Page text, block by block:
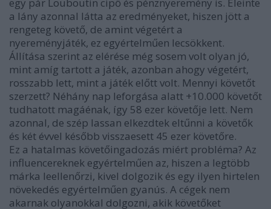
a lány azonnal látta az eredményeket, hiszen jött a
rengeteg követő, de amint végetért a
nyereményjáték, ez egyértelműen lecsökkent.
Állítása szerint az elérése még sosem volt olyan jó,
mint amíg tartott a játék, azonban ahogy végetért,
rosszabb lett, mint a játék előtt volt. Mennyi követőt
szerzett? Néhány nap leforgása alatt +10.000 követőt
tudhatott magáénak, így 58 ezer követője lett. Nem
azonnal, de szép lassan elkezdtek eltűnni a követők
és két évvel később visszaesett 45 ezer követőre.
Ez a hatalmas követőingadozás miért probléma? Az
influencereknek egyértelműen az, hiszen a legtöbb
márka leellenőrzi, kivel dolgozik és egy ilyen hirtelen
növekedés egyértelműen gyanús. A cégek nem
akarnak olyanokkal dolgozni, akik követőket